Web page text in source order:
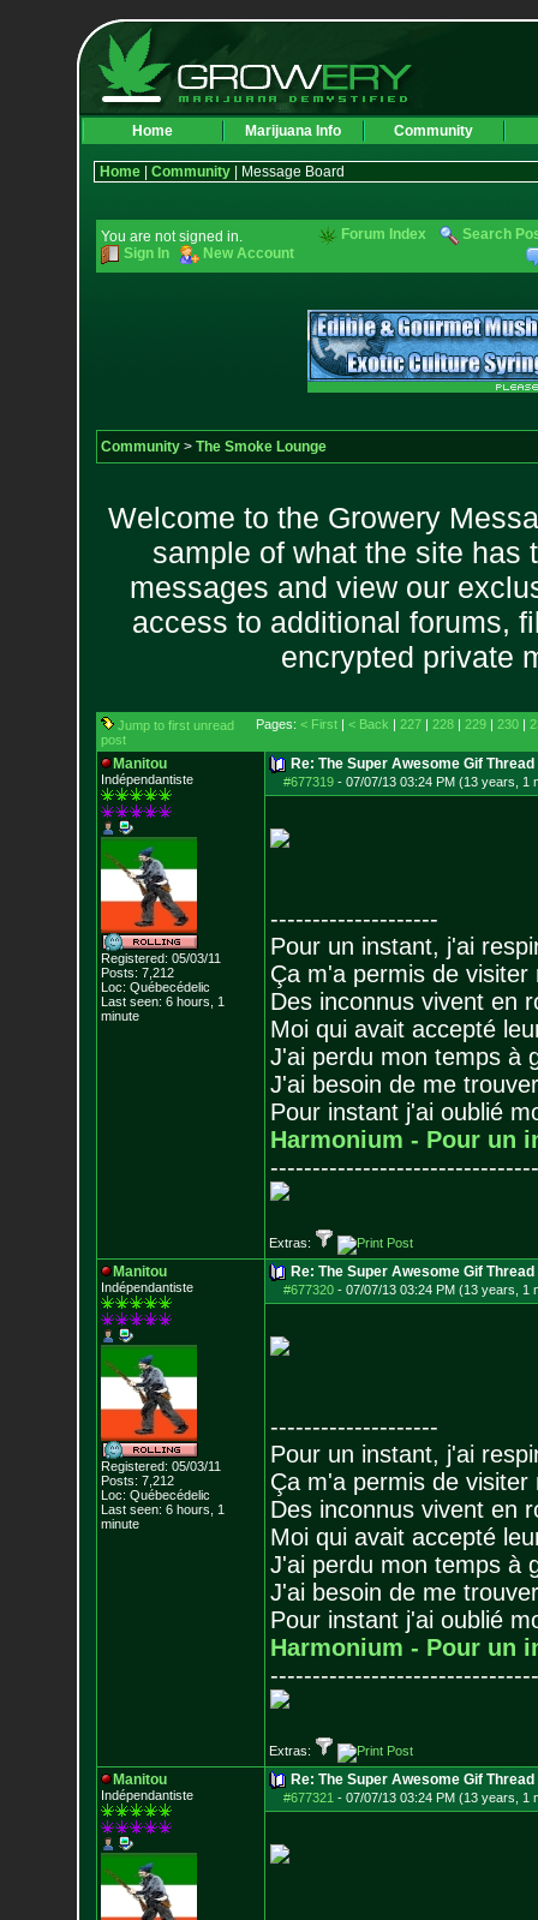
Home Marijuana Info Community
Home| Community| Message Board
You are not signed in.
Sign In
New Account
Forum Index Search
Community> The Smoke Lounge
Welcome to the Growery
sample of what the site has
messages and view our
access to additional forums,
encrypted private
Jump to first unread
post
Pages: < First| < Back | 227| 228| 229| 230|
Manitou
Indépendantiste
Registered: 05/03/11
Posts: 7,212
Loc: Québecédelic
Last seen: 6 hours, 1
minute
Re: The Super Awesome Gif Thread
#677319- 07/07/13 03:24 PM (13 years, 1
--------------------
Pour un instant, j'ai
Ça m'a permis de visiter
Des inconnus vivent en
Moi qui avait accepté
J'ai perdu mon temps à
J'ai besoin de me
Pour instant j'ai oublié
Harmonium - Pour un
--------------------------------
Extras:
Manitou
Indépendantiste
Registered: 05/03/11
Posts: 7,212
Loc: Québecédelic
Last seen: 6 hours, 1
minute
Re: The Super Awesome Gif Thread
#677320- 07/07/13 03:24 PM (13 years, 1
--------------------
Pour un instant, j'ai
Ça m'a permis de visiter
Des inconnus vivent en
Moi qui avait accepté
J'ai perdu mon temps à
J'ai besoin de me
Pour instant j'ai oublié
Harmonium - Pour un
--------------------------------
Extras:
Manitou
Indépendantiste
Re: The Super Awesome Gif Thread
#677321 - 07/07/13 03:24 PM (13 years, 1